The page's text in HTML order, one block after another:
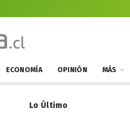
ECONOMÍA OPINIÓN MÁS
Lo Último